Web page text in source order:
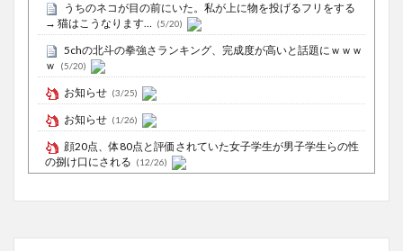
うちのネコが目の前にいた。私が上に物を投げるフリをする
→ 猫はこうなります… (5/20)
5chの北斗の拳強さランキング、完成度が高いと話題にｗｗｗ
ｗ
(5/20)
お知らせ (3/25)
お知らせ (1/26)
顔20点、体80点と評価されていた女子学生が男子学生らの性
の捌け口にされる (12/26)
広がらず (7/13)